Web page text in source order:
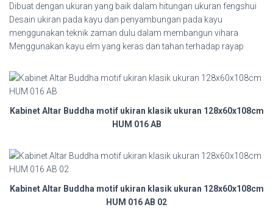
Dibuat dengan ukuran yang baik dalam hitungan ukuran fengshui
Desain ukiran pada kayu dan penyambungan pada kayu
menggunakan teknik zaman dulu dalam membangun vihara
Menggunakan kayu elm yang keras dan tahan terhadap rayap
Kabinet Altar Buddha motif ukiran klasik ukuran 128x60x108cm
HUM 016 AB
Kabinet Altar Buddha motif ukiran klasik ukuran 128x60x108cm
HUM 016 AB 02